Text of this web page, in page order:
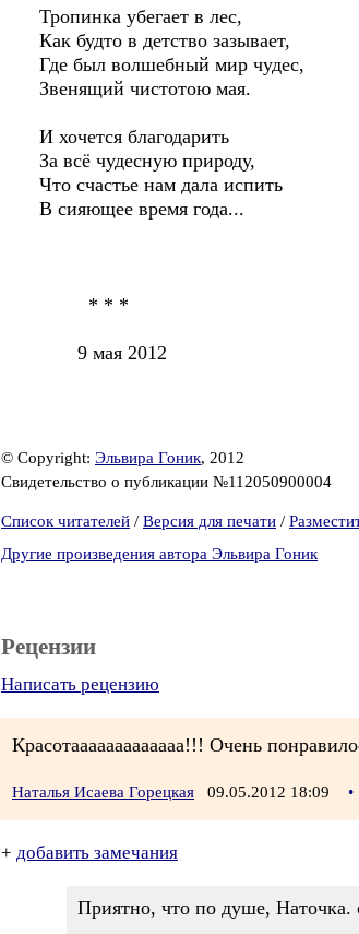
Тропинка убегает в лес,
Как будто в детство зазывает,
Где был волшебный мир чудес,
Звенящий чистотою мая.
И хочется благодарить
За всё чудесную природу,
Что счастье нам дала испить
В сияющее время года...
* * *
9 мая 2012
© Copyright: Эльвира Гоник, 2012
Свидетельство о публикации №112050900004
Список читателей / Версия для печати /
Другие произведения автора Эльвира Гоник
Рецензии
Написать рецензию
Красотааааааааааааа!!! Очень
Наталья Исаева Горецкая 09.05.2012 18:09 •
+ добавить замечания
Приятно, что по душе, Наточка.